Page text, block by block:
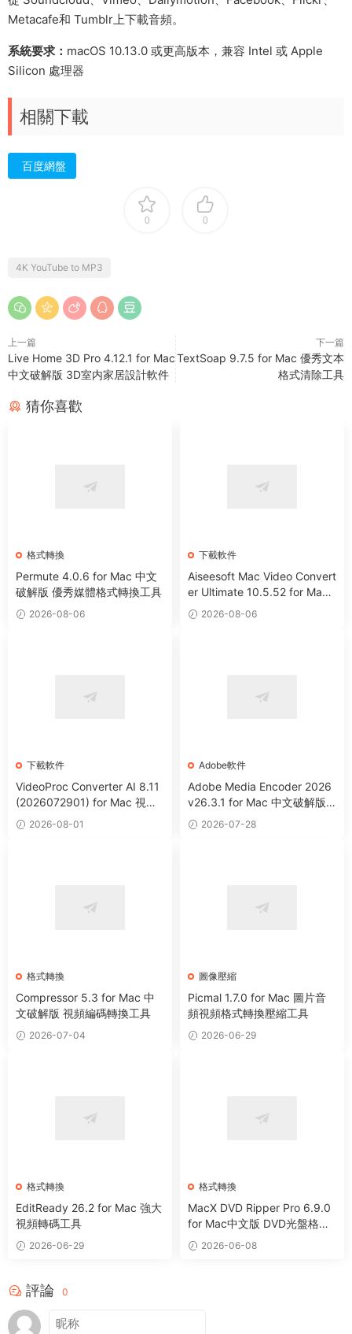
Metacafe和 Tumblr上下載音頻。
系統要求： macOS 10.13.0 或更高版本，兼容 Intel 或 Apple
Silicon 處理器
相關下載
百度網盤
0 0
4K YouTube to MP3
上一篇
Live Home 3D Pro 4.12.1 for Mac
中文破解版 3D室内家居設計軟件
下一篇
TextSoap 9.7.5 for Mac 優秀文本
格式清除工具
猜你喜歡
格式轉換
Permute 4.0.6 for Mac 中文
破解版 優秀媒體格式轉換工具
2026-08-06
下載軟件
Aiseesoft Mac Video Convert
er Ultimate 10.5.52 for Mac
全能視頻編輯下載轉換工具
2026-08-06
下載軟件
VideoProc Converter AI 8.11
(2026072901) for Mac 視頻
編輯處理下載格式轉換工具
2026-08-01
Adobe軟件
Adobe Media Encoder 2026
v26.3.1 for Mac 中文破解版
視頻音頻編碼器
2026-07-28
格式轉換
Compressor 5.3 for Mac 中
文破解版 視頻編碼轉換工具
2026-07-04
圖像壓縮
Picmal 1.7.0 for Mac 圖片音
頻視頻格式轉換壓縮工具
2026-06-29
格式轉換
EditReady 26.2 for Mac 強大
視頻轉碼工具
2026-06-29
格式轉換
MacX DVD Ripper Pro 6.9.0
for Mac中文版 DVD光盤格式
轉換器
2026-06-08
評論 0